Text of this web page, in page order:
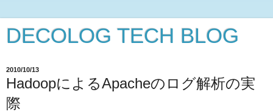
DECOLOG TECH BLOG
2010/10/13
HadoopによるApacheのログ解析の実
際